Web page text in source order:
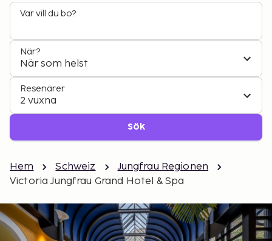
Var vill du bo?
När?
När som helst
Resenärer
2 vuxna
Sök
Hem Schweiz
Jungfrau Regionen
Victoria Jungfrau Grand Hotel & Spa